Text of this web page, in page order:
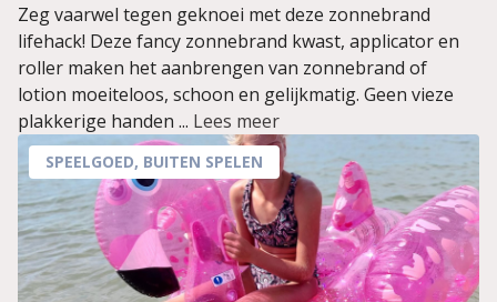
Zeg vaarwel tegen geknoei met deze zonnebrand
lifehack! Deze fancy zonnebrand kwast, applicator en
roller maken het aanbrengen van zonnebrand of
lotion moeiteloos, schoon en gelijkmatig. Geen vieze
plakkerige handen ... Lees meer
SPEELGOED, BUITEN SPELEN